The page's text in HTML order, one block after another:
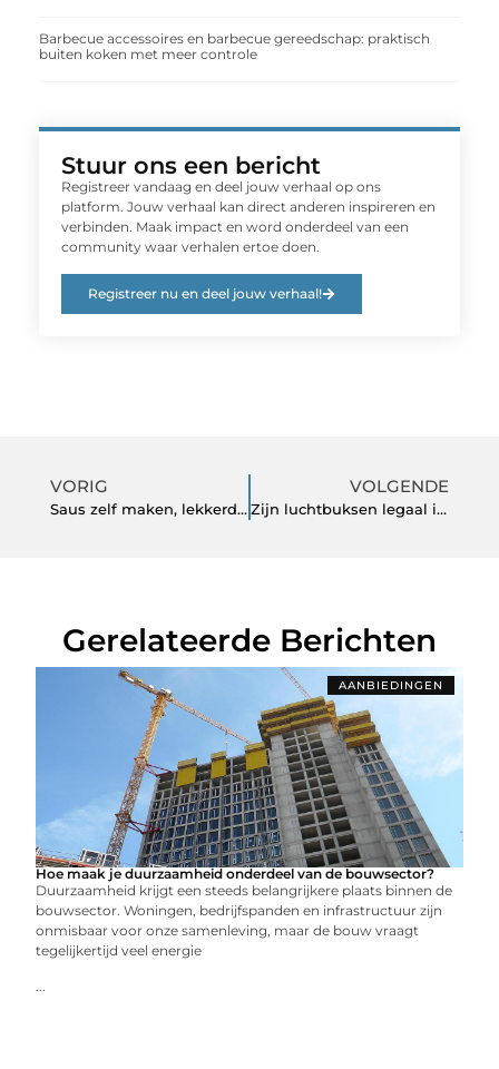
Barbecue accessoires en barbecue gereedschap: praktisch
buiten koken met meer controle
Stuur ons een bericht
Registreer vandaag en deel jouw verhaal op ons
platform. Jouw verhaal kan direct anderen inspireren en
verbinden. Maak impact en word onderdeel van een
community waar verhalen ertoe doen.
Registreer nu en deel jouw verhaal!
VORIG
Saus zelf maken, lekkerder en gezonder
VOLGENDE
Zijn luchtbuksen legaal in Nederland? (je leest het antwoord hier)
Gerelateerde Berichten
AANBIEDINGEN
Hoe maak je duurzaamheid onderdeel van de bouwsector?
Duurzaamheid krijgt een steeds belangrijkere plaats binnen de
bouwsector. Woningen, bedrijfspanden en infrastructuur zijn
onmisbaar voor onze samenleving, maar de bouw vraagt
tegelijkertijd veel energie
...